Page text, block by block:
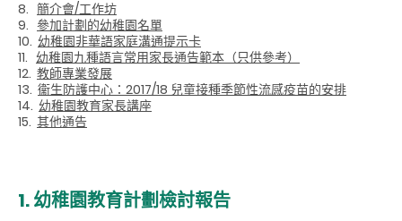
8. 簡介會/工作坊
9. 參加計劃的幼稚園名單
10. 幼稚園非華語家庭溝通提示卡
11. 幼稚園九種語言常用家長通告範本（只供參考）
12. 教師專業發展
13. 衞生防護中心： 2017/18 兒童接種季節性流感疫苗的安排
14. 幼稚園教育家長講座
15. 其他通告
1.幼稚園教育計劃檢討報告